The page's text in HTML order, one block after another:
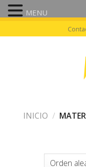
to
INICIO /
MENU